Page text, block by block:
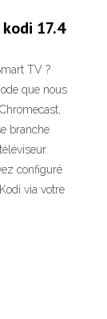
17.4
TV ?
que nous
branche
configuré
via votre